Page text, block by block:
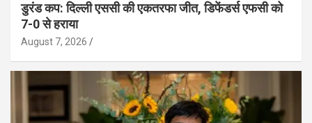
डुरंड कप: दिल्ली एससी की एकतरफा जीत, डिफेंडर्स एफसी को
7-0 से हराया
August 7, 2026